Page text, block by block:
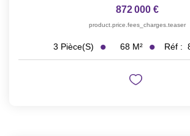
872 000 €
product.price.fees_charges.teaser
3 Pièce(s) 68 M² Réf :